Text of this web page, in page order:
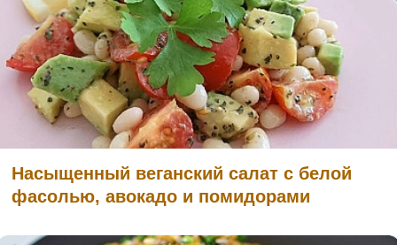
Насыщенный веганский салат с белой
фасолью, авокадо и помидорами